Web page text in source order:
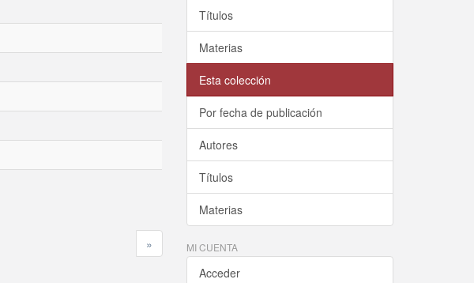
»
Títulos
Materias
Esta colección
Por fecha de publicación
Autores
Títulos
Materias
MI CUENTA
Acceder